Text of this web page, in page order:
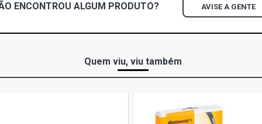
ENCONTROU ALGUM PRODUTO? AVISE A GENTE
Quem viu, viu também